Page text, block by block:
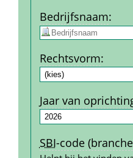
Bedrijfs­naam:
Rechtsvorm:
Jaar van
SBI-code